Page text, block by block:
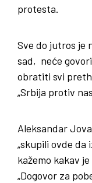
protesta.
Sve do jutros je
sad, neće
obratiti svi
„Srbija protiv
Aleksandar
„skupili ovde da
kažemo kakav
„Dogovor za